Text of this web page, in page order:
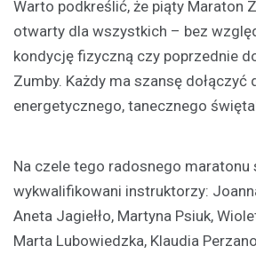
Warto podkreślić, że piąty Maraton
otwarty dla wszystkich – bez
kondycję fizyczną czy poprzednie
Zumby. Każdy ma szansę dołączyć
energetycznego, tanecznego
Na czele tego radosnego maratonu
wykwalifikowani instruktorzy:
Aneta Jagiełło, Martyna Psiuk,
Marta Lubowiedzka, Klaudia